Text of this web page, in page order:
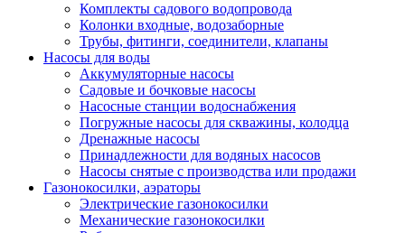
Комплекты садового водопровода
Колонки входные, водозаборные
Трубы, фитинги, соединители, клапаны
Насосы для воды
Аккумуляторные насосы
Садовые и бочковые насосы
Насосные станции водоснабжения
Погружные насосы для скважины, колодца
Дренажные насосы
Принадлежности для водяных насосов
Насосы снятые с производства или продажи
Газонокосилки, аэраторы
Электрические газонокосилки
Механические газонокосилки